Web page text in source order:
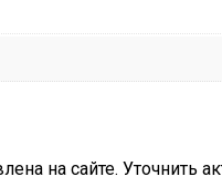
на сайте.